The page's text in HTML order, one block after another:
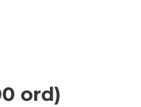
ord)